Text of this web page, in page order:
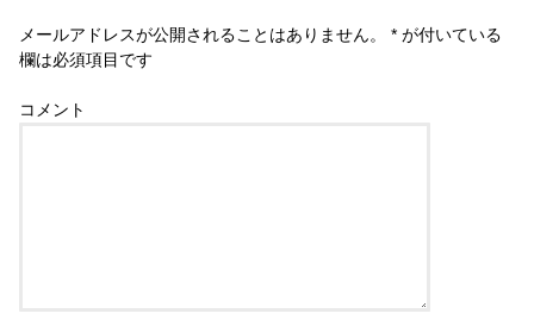
メールアドレスが公開されることはありません。 * が付いている
欄は必須項目です
コメント